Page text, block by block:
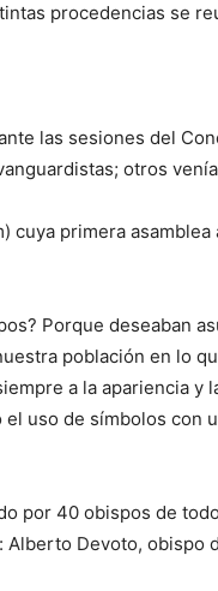
procedencias se
las sesiones del
otros
cuya primera
Porque deseaban
población en lo
a la apariencia y
uso de símbolos con
por 40 obispos de
Devoto, obispo